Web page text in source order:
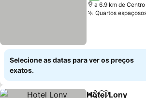
a 6.9 km de
Quartos
Selecione as datas para ver os preços
exatos.
Hotel Lony